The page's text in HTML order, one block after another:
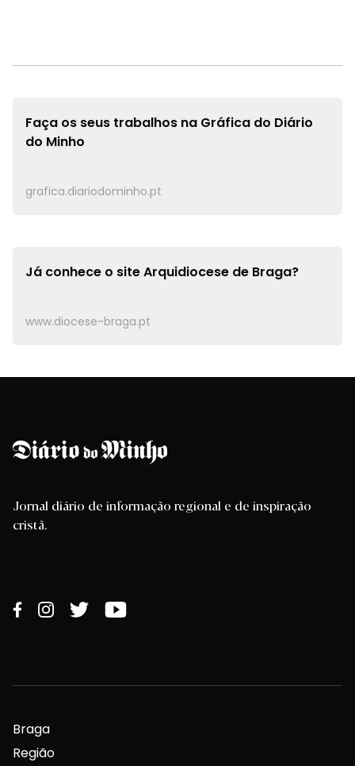
Faça os seus trabalhos na Gráfica do Diário
do Minho
grafica.diariodominho.pt
Já conhece o siteArquidiocese de Braga?
www.diocese-braga.pt
Jornal diário de informação regional e de inspiração
cristã.
Braga
Região